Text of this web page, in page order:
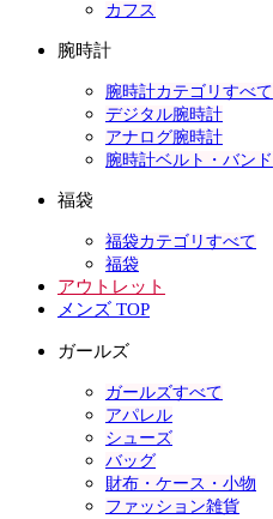
カフス
腕時計
腕時計カテゴリすべて
デジタル腕時計
アナログ腕時計
腕時計ベルト・バンド
福袋
福袋カテゴリすべて
福袋
アウトレット
メンズ TOP
ガールズ
ガールズすべて
アパレル
シューズ
バッグ
財布・ケース・小物
ファッション雑貨